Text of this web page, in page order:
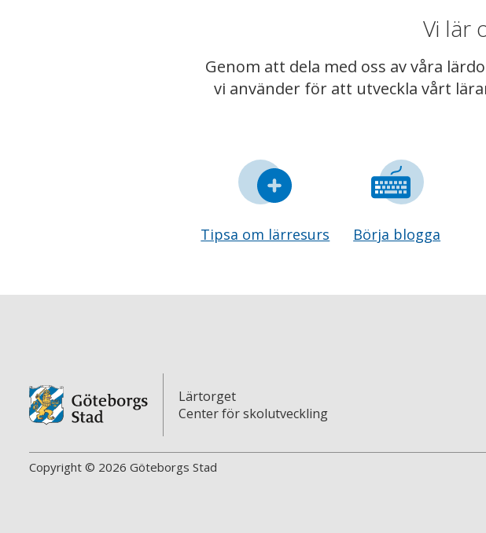
Vi lär
Genom att dela med oss av våra
vi använder för att utveckla vårt
Tipsa om lärresurs Börja blogga
Lärtorget
Center för skolutveckling
Copyright © 2026 Göteborgs Stad